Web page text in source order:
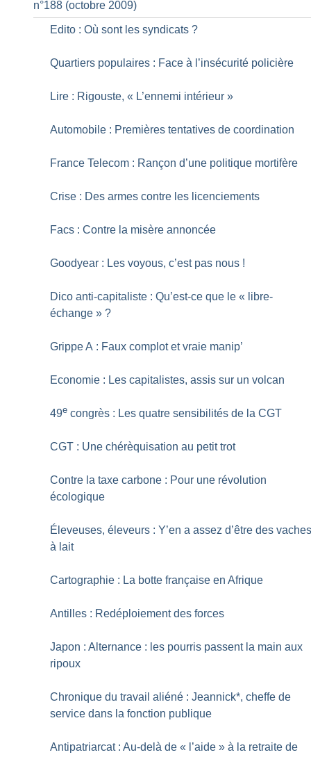
n°188 (octobre 2009)
Edito : Où sont les syndicats ?
Quartiers populaires : Face à l’insécurité policière
Lire : Rigouste, « L’ennemi intérieur »
Automobile : Premières tentatives de coordination
France Telecom : Rançon d’une politique mortifère
Crise : Des armes contre les licenciements
Facs : Contre la misère annoncée
Goodyear : Les voyous, c’est pas nous !
Dico anti-capitaliste : Qu’est-ce que le « libre-
échange » ?
Grippe A : Faux complot et vraie manip’
Economie : Les capitalistes, assis sur un volcan
49e congrès : Les quatre sensibilités de la CGT
CGT : Une chérèquisation au petit trot
Contre la taxe carbone : Pour une révolution
écologique
Éleveuses, éleveurs : Y’en a assez d’être des
à lait
Cartographie : La botte française en Afrique
Antilles : Redéploiement des forces
Japon : Alternance : les pourris passent la main aux
ripoux
Chronique du travail aliéné : Jeannick*, cheffe de
service dans la fonction publique
Antipatriarcat : Au-delà de « l’aide » à la retraite de